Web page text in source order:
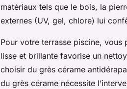
matériaux tels que le bois, la
externes (UV, gel, chlore) lui
Pour votre terrasse piscine,
lisse et brillante favorise un
choisir du grès cérame
du grès cérame nécessite